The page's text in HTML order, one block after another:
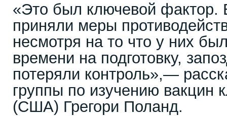
«Это был ключевой фактор.
приняли меры
несмотря на то что у них
времени на подготовку,
потеряли контроль»,—
группы по изучению вакцин
(США) Грегори Поланд.